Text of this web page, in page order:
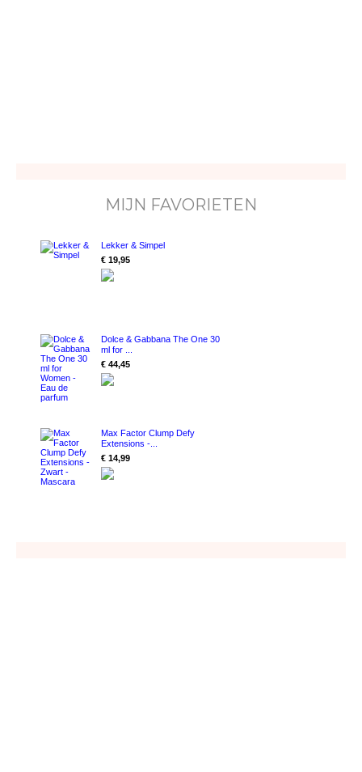
MIJN FAVORIETEN
Lekker & Simpel
€ 19,95
Dolce & Gabbana The One 30
ml for ...
€ 44,45
Max Factor Clump Defy
Extensions -...
€ 14,99